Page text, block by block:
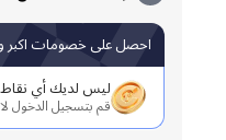
احصل على خصومات اكبر واستخدم
ليس لديك أي نقاط متاحة
قم بتسجيل الدخول